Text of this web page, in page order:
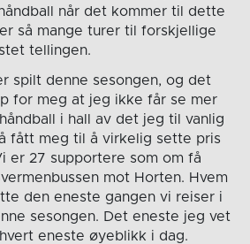
når det kommer til dette
så mange turer til forskjellige
tellingen.
spilt denne sesongen, og det
for meg at jeg ikke får se mer
i hall av det jeg til vanlig
fått meg til å virkelig sette pris
er 27 supportere som om få
mot Horten. Hvem
den eneste gangen vi reiser i
sesongen. Det eneste jeg vet
eneste øyeblikk i dag.